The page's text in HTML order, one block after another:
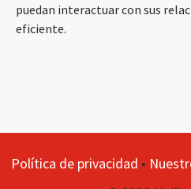
puedan interactuar con sus
eficiente.
Política de privacidad •